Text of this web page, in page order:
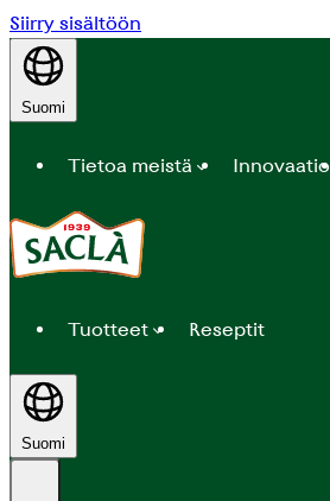
Siirry sisältöön
Suomi
Tietoa meistä Innovaatio
Tuotteet Reseptit
Suomi